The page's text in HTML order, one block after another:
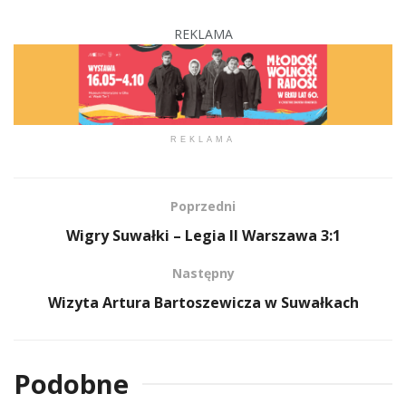
REKLAMA
REKLAMA
Poprzedni
Wigry Suwałki – Legia II Warszawa 3:1
Następny
Wizyta Artura Bartoszewicza w Suwałkach
Podobne